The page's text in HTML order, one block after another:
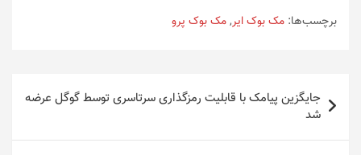
برچسب‌ها: مک بوک ایر,مک بوک پرو
راهبری
نوشتهجایگزین پیامک با قابلیت رمزگذاری سرتاسری توسط گوگل عرضه
شد